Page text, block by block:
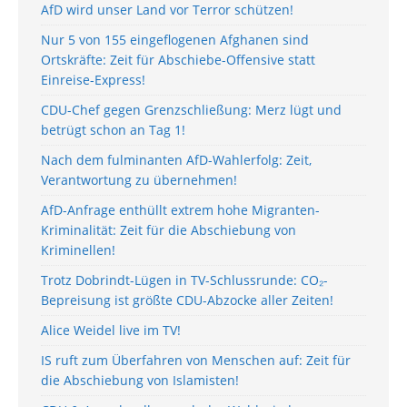
AfD wird unser Land vor Terror schützen!
Nur 5 von 155 eingeflogenen Afghanen sind
Ortskräfte: Zeit für Abschiebe-Offensive statt
Einreise-Express!
CDU-Chef gegen Grenzschließung: Merz lügt und
betrügt schon an Tag 1!
Nach dem fulminanten AfD-Wahlerfolg: Zeit,
Verantwortung zu übernehmen!
AfD-Anfrage enthüllt extrem hohe Migranten-
Kriminalität: Zeit für die Abschiebung von
Kriminellen!
Trotz Dobrindt-Lügen in TV-Schlussrunde: CO₂-
Bepreisung ist größte CDU-Abzocke aller Zeiten!
Alice Weidel live im TV!
IS ruft zum Überfahren von Menschen auf: Zeit für
die Abschiebung von Islamisten!